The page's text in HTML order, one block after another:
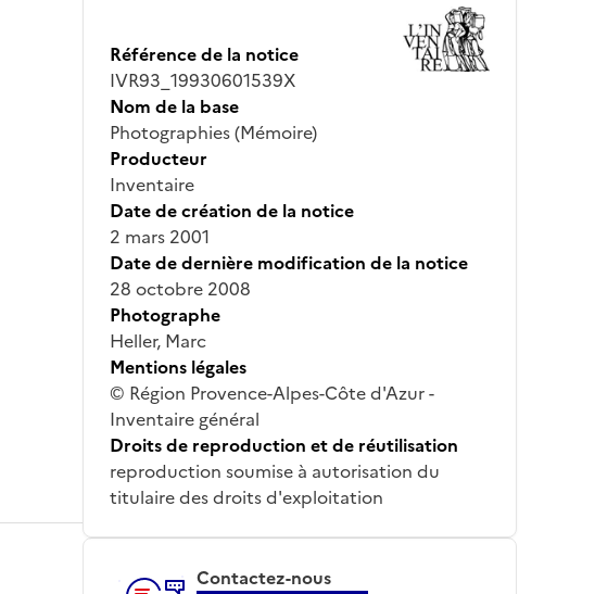
Référence de la notice
IVR93_19930601539X
Nom de la base
Photographies (Mémoire)
Producteur
Inventaire
Date de création de la notice
2 mars 2001
Date de dernière modification de la notice
28 octobre 2008
Photographe
Heller, Marc
Mentions légales
© Région Provence-Alpes-Côte d'Azur -
Inventaire général
Droits de reproduction et de réutilisation
reproduction soumise à autorisation du
titulaire des droits d'exploitation
Contactez-nous